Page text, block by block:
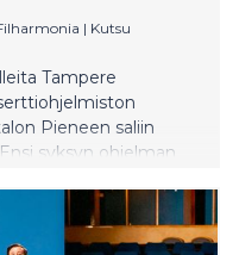
| Kutsu
Tampere
Pieneen saliin
syksyn ohjelman
Eija Oravuo.